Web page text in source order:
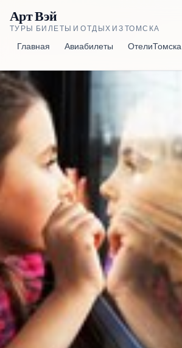
Арт Вэй
ТУРЫ, БИЛЕТЫ И ОТДЫХ ИЗ ТОМСКА
Главная Авиабилеты Отели Томска